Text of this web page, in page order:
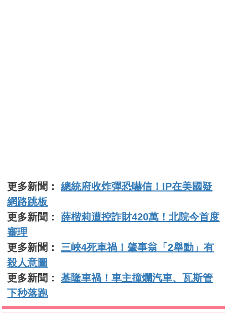
更多新聞：總統府收炸彈恐嚇信！IP在美國疑
網路跳板
更多新聞：薛楷莉遭控詐財420萬！北院今首度
審理
更多新聞： 三峽4死車禍！肇事翁「2舉動」有
殺人意圖
更多新聞：基隆車禍！車主撞爛汽車、瓦斯管
下秒落跑